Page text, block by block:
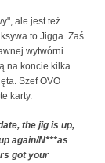
ale jest też
to Jigga. Zaś
wytwórni
na koncie kilka
Szef OVO
karty.
the jig is up,
again/N***as
got your